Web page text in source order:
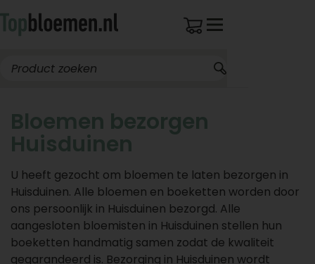
Bloemen bezorgen
Huisduinen
U heeft gezocht om bloemen te laten bezorgen in
Huisduinen. Alle bloemen en boeketten worden door
ons persoonlijk in Huisduinen bezorgd. Alle
aangesloten bloemisten in Huisduinen stellen hun
boeketten handmatig samen zodat de kwaliteit
gegarandeerd is. Bezorging in Huisduinen wordt